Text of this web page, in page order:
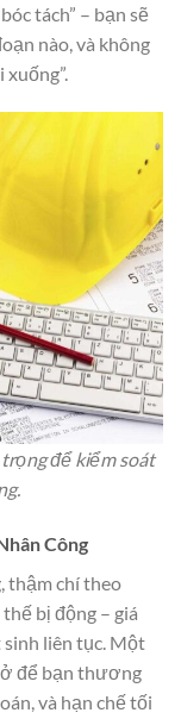
tách” – bạn sẽ
nào, và không
để kiểm soát
Công
thậm chí theo
bị động – giá
sinh liên tục. Một
để bạn thương
và hạn chế tối